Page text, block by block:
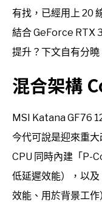
有找，已經用上 20
結合 GeForce RTX
提升？下文自有分曉
混合架構
MSI Katana GF76
今代可說是迎來重
CPU 同時內建「P-
低延遲效能），以
效能、用於背景工